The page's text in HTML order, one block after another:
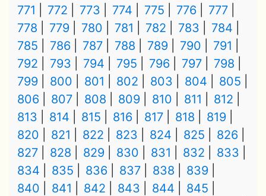
771
772 773 774 775 776
777
778
779 780 781 782 783
784
785
786 787 788 789 790
791
792
793 794 795 796 797
798
799
800 801 802 803 804
805
806
807 808 809 810 811
812
813
814 815 816 817 818
819
820
821 822 823 824 825
826
827
828 829 830 831 832
833
834
835 836 837 838
839
840
841 842 843 844
845